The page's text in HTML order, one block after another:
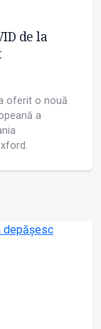
de la
oferit o nouă
a